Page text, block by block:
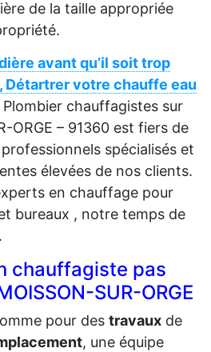
de la taille appropriée
avant qu’il soit trop
Détartrer votre chauffe eau
Plombier chauffagistes sur
ORGE – 91360 est fiers de
spécialisés et
élevées de nos clients.
en chauffage pour
bureaux , notre temps de
chauffagiste pas
SUR-ORGE
pour des travaux de
, une équipe